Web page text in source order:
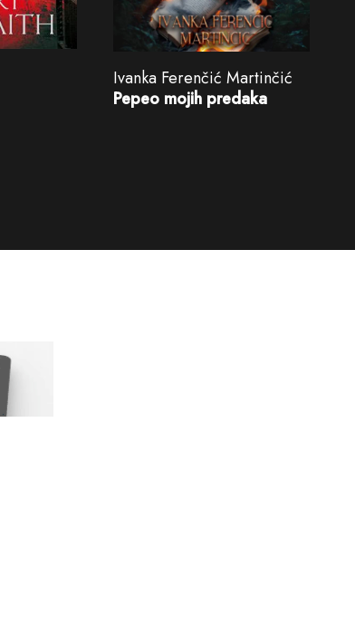
Ivanka Ferenčić Martinčić
Pepeo mojih predaka